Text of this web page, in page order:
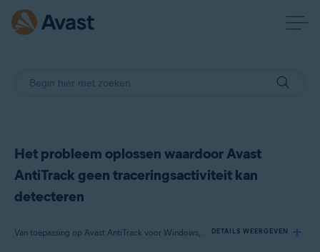
Het probleem oplossen waardoor Avast
AntiTrack geen traceringsactiviteit kan
detecteren
Van toepassing op Avast AntiTrack voor Windows, Avast AntiTrack voor Mac DETAILS WEERGEVEN